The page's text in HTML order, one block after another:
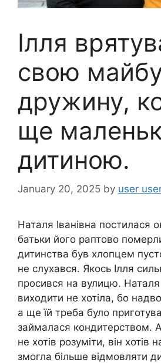
Ілля
свою
дружину,
ще
дитиною.
January 20, 2025 by user
Наталя Іванівна постилася
батьки його раптово
дитинства був хлопцем
не слухався. Якось Ілля
просився на вулицю. Наталя
виходити не хотіла, бо
а ще їй треба було
займалася кондитерством.
не хотів розуміти, він хотів
змогла більше відмовляти